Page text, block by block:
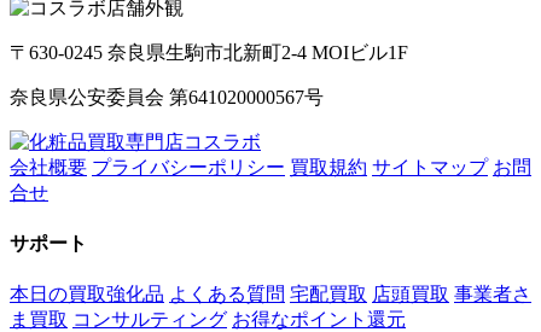
〒630-0245 奈良県生駒市北新町2-4 MOIビル1F
奈良県公安委員会 第641020000567号
会社概要 プライバシーポリシー 買取規約 サイトマップ お問
合せ
サポート
本日の買取強化品 よくある質問 宅配買取 店頭買取 事業者さ
ま買取 コンサルティング お得なポイント還元